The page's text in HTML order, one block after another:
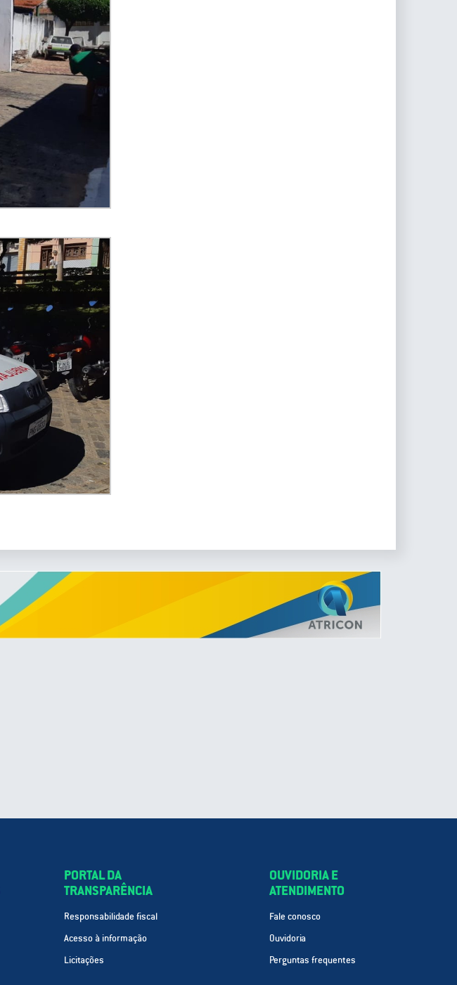
PORTAL DA
TRANSPARÊNCIA
Responsabilidade fiscal
Acesso à informação
Licitações
OUVIDORIA E
ATENDIMENTO
Fale conosco
Ouvidoria
Perguntas frequentes